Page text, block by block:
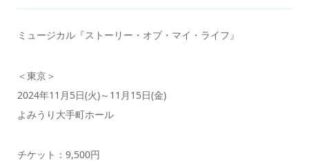
ミュージカル『ストーリー・オブ・マイ・ライフ』
＜東京＞
2024年11月5日(火)～11月15日(金)
よみうり大手町ホール
チケット：9,500円